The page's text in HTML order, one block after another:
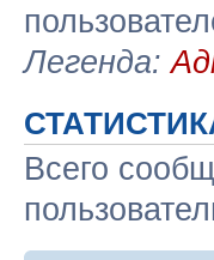
Легенда:
Всего